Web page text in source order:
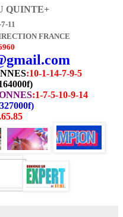
QUINTE+
11
FRANCE
:10-1-14-7-9-5
:1-7-5-10-9-14